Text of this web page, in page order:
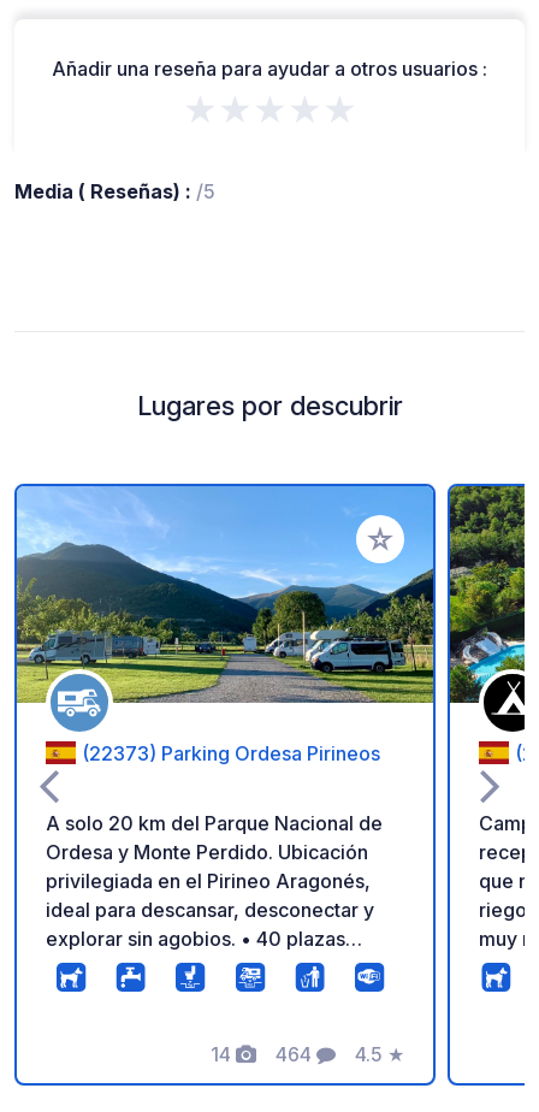
Añadir una reseña para ayudar a otros usuarios :
★★★★★
Media ( Reseñas) : /5
Lugares por descubrir
Añadir a tus
(22373) Parking Ordesa Pirineos
A solo 20 km del Parque Nacional de
Ordesa y Monte Perdido. Ubicación
privilegiada en el Pirineo Aragonés,
ideal para descansar, desconectar y
explorar sin agobios. • 40 plazas
amplias, niveladas y con césped •
Agua potable, vaciado de aguas grises
vallado y videovigilado 24h • Punto de
carga exterior gratuito para bicicletas
14
Fotos
464
Comentarios
4.5
Calificación
★
que
riego
muy